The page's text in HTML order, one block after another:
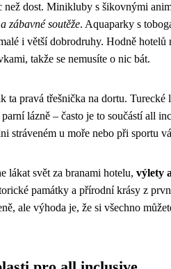
než dost. Minikluby s šikovnými
zábavné soutěže. Aquaparky s
i větší dobrodruhy. Hodně hotelů
takže se nemusíte o nic bát.
ta pravá třešnička na dortu. Turecké
lázně – často je to součástí all
stráveném u moře nebo při sportu
lákat svět za branami hotelu, výlety
památky a přírodní krásy z
ale výhoda je, že si všechno